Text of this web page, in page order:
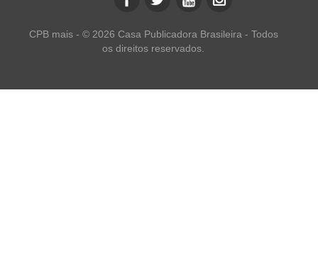
CPB mais - © 2026 Casa Publicadora Brasileira - Todos
os direitos reservados.